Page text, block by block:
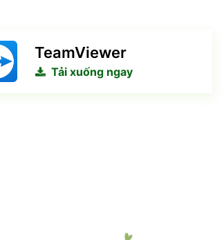
TeamViewer
Tải xuống ngay